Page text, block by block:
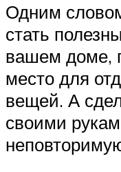
Одним
стать
вашем доме,
место для
вещей. А
своими